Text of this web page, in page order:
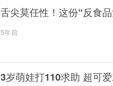
舌尖莫任性！这份“反食
5年前
3岁萌娃打110求助 超可